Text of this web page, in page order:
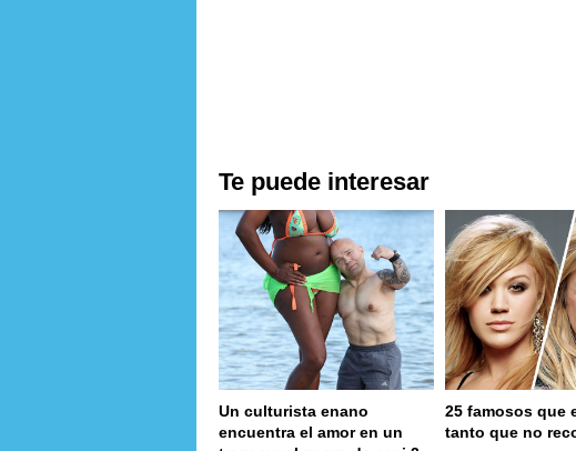
Te puede interesar
Un culturista enano
encuentra el amor en un
25 famosos que
tanto que no